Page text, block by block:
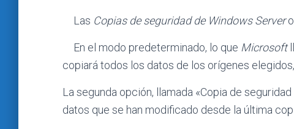
Las Copias de seguridad de Windows Server
En el modo predeterminado, lo que Microsoft
copiará todos los datos de los orígenes
La segunda opción, llamada «Copia de
datos que se han modificado desde la última